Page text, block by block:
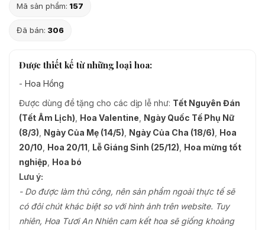
Mã sản phẩm: 157
Đã bán: 306
Được thiết kế từ những loại hoa:
- Hoa Hồng
Được dùng để tặng cho các dịp lễ như: Tết Nguyên Đán
(Tết Âm Lịch) Hoa Valentine Ngày Quốc Tế Phụ Nữ
(8/3) Ngày Của Mẹ (14/5) Ngày Của Cha (18/6) Hoa
20/10 Hoa 20/11 Lễ Giáng Sinh (25/12) Hoa mừng tốt
nghiệp Hoa bó
Lưu ý:
- Do được làm thủ công, nên sản phẩm ngoài thực tế sẽ
có đôi chút khác biệt so với hình ảnh trên website. Tuy
nhiên, Hoa Tươi An Nhiên cam kết hoa sẽ giống khoảng